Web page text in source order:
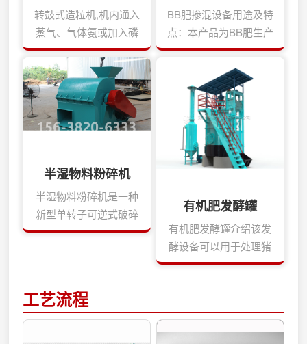
转鼓式造粒机,机内通入
蒸气、气体氨或加入磷
酸或氮溶液、磷氨料
浆、重钙料浆,在筒内完
成化学反应和供热的复
混肥造粒过程;或者补充
少量水分的复混肥冷造
没料产生滚动旋转,在适
的湿度、温度下粘聚成
球,完成制球工序。转鼓
式造粒机特点：1、成
热,提高物料温度,使物
料成球后水分低,提高干
BB肥掺混设备用途及特
点：本产品为BB肥生产
线主要设备：采用正
反、转操作，通过特殊
内螺旋机构进行物料搅
拌与输出。具有结构紧
凑、产量大、搅拌均匀
等特点。BB肥掺混设备
主要技术参数：规格倾
吨/年）BH-
32014.57.52-3BH-
52012.5113-5BJ-
102010.5225-10
半湿物料粉碎机
半湿物料粉碎机是一种
新型单转子可逆式破碎
机，对物料含水率适应
粉。制粉粒度可达到
20~30目，能满足一般
有机肥发酵罐
有机肥发酵罐介绍该发
酵设备可以用于处理猪
粪、鸡粪、牛粪、羊
物，10个小时可完成无
害化处理过程,占地少
工艺流程